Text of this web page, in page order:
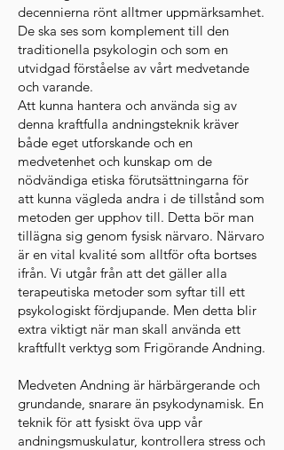
decennierna rönt alltmer uppmärksamhet.
De ska ses som komplement till den
traditionella psykologin och som en
utvidgad förståelse av vårt medvetande
och varande.
Att kunna hantera och använda sig av
denna kraftfulla andningsteknik kräver
både eget utforskande och en
medvetenhet och kunskap om de
nödvändiga etiska förutsättningarna för
att kunna vägleda andra i de tillstånd som
metoden ger upphov till. Detta bör man
tillägna sig genom fysisk närvaro. Närvaro
är en vital kvalité som alltför ofta bortses
ifrån. Vi utgår från att det gäller alla
terapeutiska metoder som syftar till ett
psykologiskt fördjupande. Men detta blir
extra viktigt när man skall använda ett
kraftfullt verktyg som Frigörande Andning.
Medveten Andning är härbärgerande och
grundande, snarare än psykodynamisk. En
teknik för att fysiskt öva upp vår
andningsmuskulatur, kontrollera stress och